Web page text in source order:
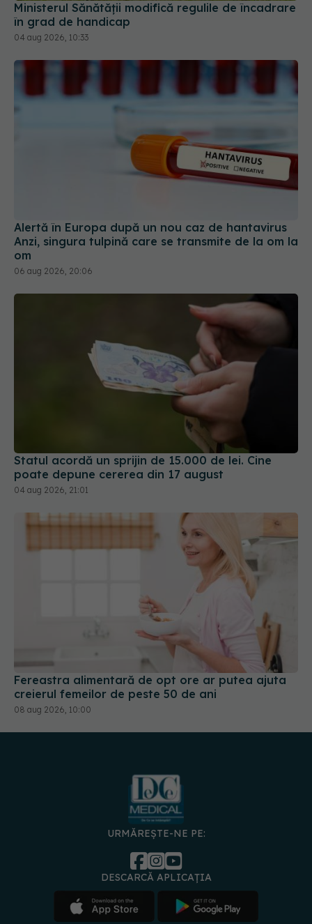
Ministerul Sănătății modifică regulile de încadrare
în grad de handicap
04 aug 2026, 10:33
Alertă în Europa după un nou caz de hantavirus
Anzi, singura tulpină care se transmite de la om la
om
06 aug 2026, 20:06
Statul acordă un sprijin de 15.000 de lei. Cine
poate depune cererea din 17 august
04 aug 2026, 21:01
Fereastra alimentară de opt ore ar putea ajuta
creierul femeilor de peste 50 de ani
08 aug 2026, 10:00
URMĂREȘTE-NE PE:
DESCARCĂ APLICAȚIA